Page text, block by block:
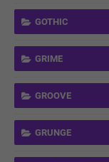
GOTHIC
GRIME
GROOVE
GRUNGE